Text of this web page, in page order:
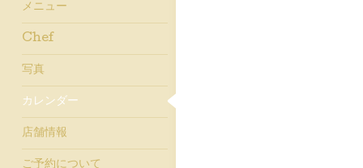
メニュー
Chef
写真
カレンダー
店舗情報
ご予約について